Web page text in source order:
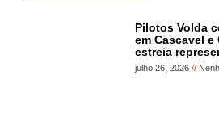
Pilotos Volda
em Cascavel
estreia
julho 26, 2026